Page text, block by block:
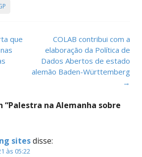
que
COLAB contribui com a
elaboração da Política de
Dados Abertos de estado
alemão Baden-Württemberg
→
“Palestra na Alemanha sobre
sitesdisse:
às 05:22